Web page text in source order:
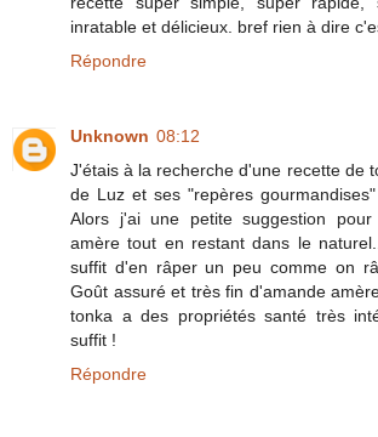
inratable et délicieux. bref rien à dire
Répondre
Unknown 08:12
J'étais à la recherche d'une recette de
de Luz et ses "repères
Alors j'ai une petite suggestion
amère tout en restant dans le
suffit d'en râper un peu comme on
Goût assuré et très fin d'amande
tonka a des propriétés santé très
suffit !
Répondre